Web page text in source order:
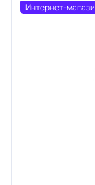
Интернет-